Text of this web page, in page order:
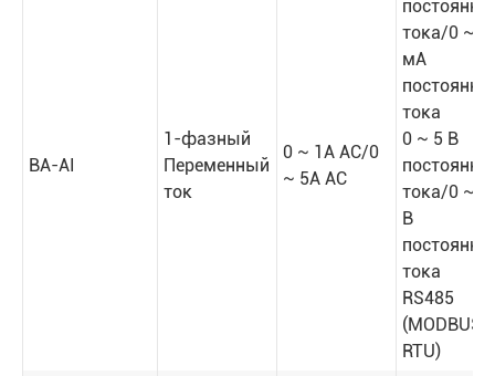
BA-AI
1-фазный
Переменный
ток
0 ~ 1A AC/0
~ 5A AC
тока/0 ~
мА
тока
0 ~ 5 В
тока/0 ~
В
тока
RS485
(MODBUS-
RTU)